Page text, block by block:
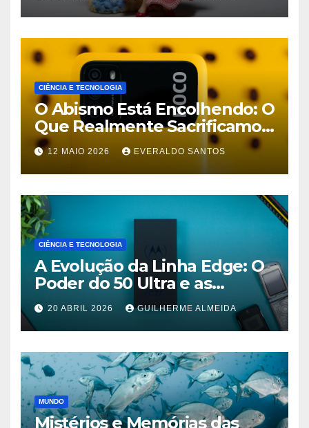
CIÊNCIA E TECNOLOGIA
O Abismo Está Encolhendo: O
Que Realmente Sacrificamos
em Celulares Baratos Hoje
12 MAIO 2026 EVERALDO SANTOS
CIÊNCIA E TECNOLOGIA
A Evolução da Linha Edge: O
Poder do 50 Ultra e as
Promessas do 70 Pro
20 ABRIL 2026 GUILHERME ALMEIDA
MUNDO
Mistérios e Memórias das